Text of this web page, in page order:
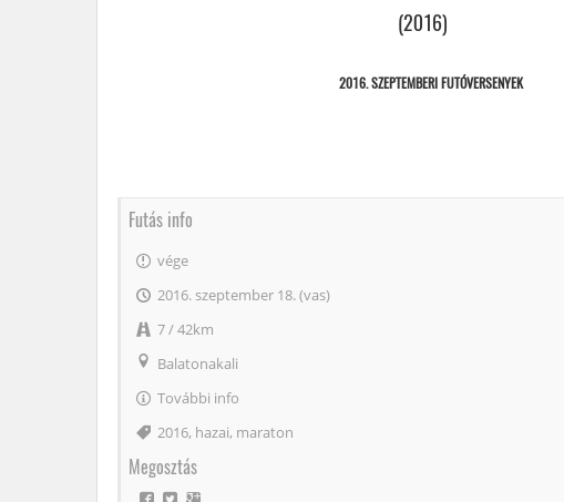
(2016)
2016. SZEPTEMBERI FUTÓVERSENYEK
Futás info
vége
2016. szeptember 18. (vas)
7 / 42km
Balatonakali
További info
Címke
2016, hazai, maraton
Megosztás